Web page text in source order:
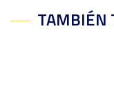
TAMBIÉN